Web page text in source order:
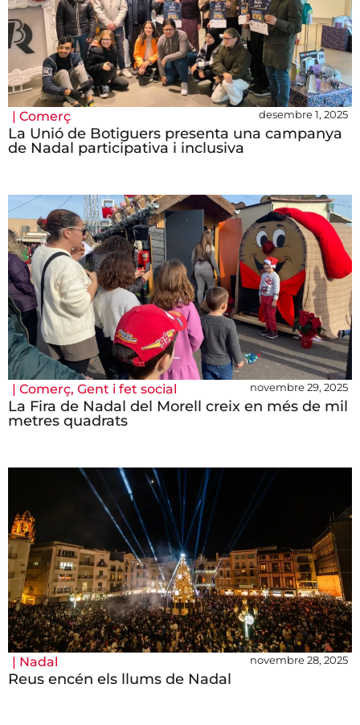
| Comerç desembre 1, 2025
La Unió de Botiguers presenta una campanya
de Nadal participativa i inclusiva
| Comerç, Gent i fet social novembre 29, 2025
La Fira de Nadal del Morell creix en més de mil
metres quadrats
| Nadal novembre 28, 2025
Reus encén els llums de Nadal